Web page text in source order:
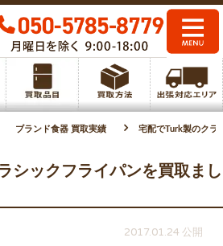
ブランド食器 買取実績 宅配でTurk製のクラ
シックフライパンを買取まし
2017.01.24 公開